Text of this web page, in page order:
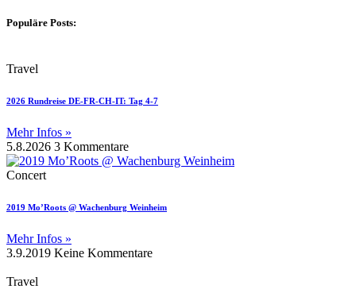
Populäre Posts:
Travel
2026 Rundreise DE-FR-CH-IT: Tag 4-7
Mehr Infos »
5.8.2026 3 Kommentare
Concert
2019 Mo’Roots @ Wachenburg Weinheim
Mehr Infos »
3.9.2019 Keine Kommentare
Travel